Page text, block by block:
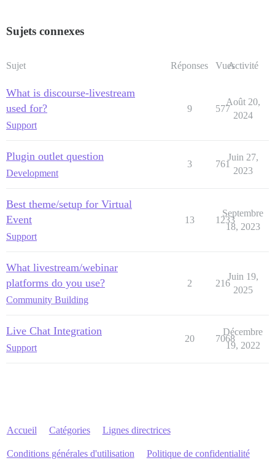
Sujets connexes
Sujet Réponses VuesActivité
What is discourse-livestream
used for?
Support
9 577
Août 20,
2024
Plugin outlet question
Development
3 761
Juin 27,
2023
Best theme/setup for Virtual
Event
Support
13 1233
Septembre
18, 2023
What livestream/webinar
platforms do you use?
Community Building
2 216
Juin 19,
2025
Live Chat Integration
Support
20 7068
Décembre
19, 2022
Accueil Catégories Lignes directrices
Conditions générales d'utilisation Politique de confidentialité